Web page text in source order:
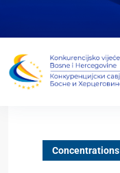
Concentrations